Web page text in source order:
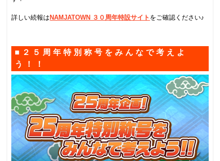
詳しい続報は NAMJATOWN ３０周年特設サイト をご確認ください♪
■２５周年特別称号をみんなで考えよ
う！！